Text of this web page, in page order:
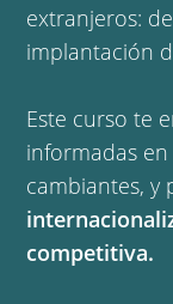
extranjeros:
implantación
Este curso te
informadas
cambiantes, y
competitiva.